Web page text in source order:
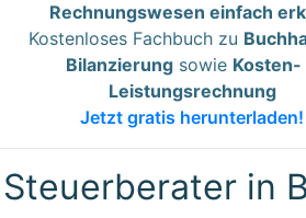
Rechnungswesen einfach
Kostenloses Fachbuch zu
Bilanzierung sowie Kosten-
Leistungsrechnung
Jetzt gratis herunterladen!
Steuerberater in